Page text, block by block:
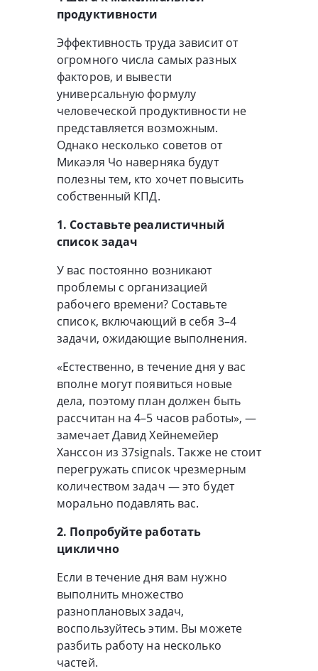
продуктивности
Эффективность труда зависит от
огромного числа самых разных
факторов, и вывести
универсальную формулу
человеческой продуктивности не
представляется возможным.
Однако несколько советов от
Микаэля Чо наверняка будут
полезны тем, кто хочет повысить
собственный КПД.
1. Составьте реалистичный
список задач
У вас постоянно возникают
проблемы с организацией
рабочего времени? Составьте
список, включающий в себя 3–4
задачи, ожидающие выполнения.
«Естественно, в течение дня у вас
вполне могут появиться новые
дела, поэтому план должен быть
рассчитан на 4–5 часов работы», —
замечает Давид Хейнемейер
Ханссон из 37signals. Также не стоит
перегружать список чрезмерным
количеством задач — это будет
морально подавлять вас.
2. Попробуйте работать
циклично
Если в течение дня вам нужно
выполнить множество
разноплановых задач,
воспользуйтесь этим. Вы можете
разбить работу на несколько
частей.